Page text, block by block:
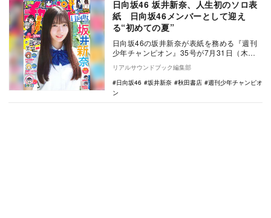
日向坂46 坂井新奈、人生初のソロ表
紙 日向坂46メンバーとして迎え
る“初めての夏”
日向坂46の坂井新奈が表紙を務める『週刊
少年チャンピオン』35号が7月31日（木）
に秋田書店から発売された。 坂井新奈
は…
リアルサウンドブック編集部
日向坂46
坂井新奈 秋田書店
週刊少年チャンピオ
ン